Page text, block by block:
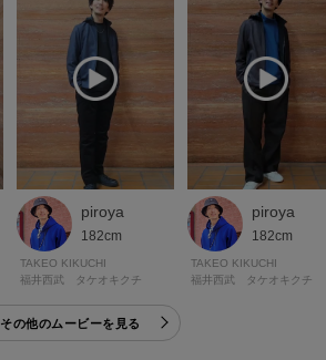
piroya
182cm
TAKEO KIKUCHI
福井西武 タケオキクチ
piroya
182cm
TAKEO KIKUCHI
福井西武 タケオキクチ
その他のムービーを見る